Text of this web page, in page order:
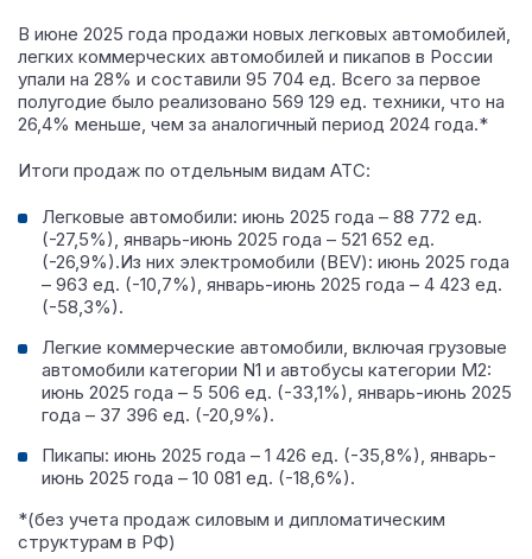
В июне 2025 года продажи новых легковых автомобилей,
легких коммерческих автомобилей и пикапов в России
упали на 28% и составили 95 704 ед. Всего за первое
полугодие было реализовано 569 129 ед. техники, что на
26,4% меньше, чем за аналогичный период 2024 года.*
Итоги продаж по отдельным видам АТС:
Легковые автомобили: июнь 2025 года – 88 772 ед.
(-27,5%), январь-июнь 2025 года – 521 652 ед.
(-26,9%).Из них электромобили (BEV): июнь 2025 года
– 963 ед. (-10,7%), январь-июнь 2025 года – 4 423 ед.
(-58,3%).
Легкие коммерческие автомобили, включая грузовые
автомобили категории N1 и автобусы категории M2:
июнь 2025 года – 5 506 ед. (-33,1%), январь-июнь 2025
года – 37 396 ед. (-20,9%).
Пикапы: июнь 2025 года – 1 426 ед. (-35,8%), январь-
июнь 2025 года – 10 081 ед. (-18,6%).
*(без учета продаж силовым и дипломатическим
структурам в РФ)